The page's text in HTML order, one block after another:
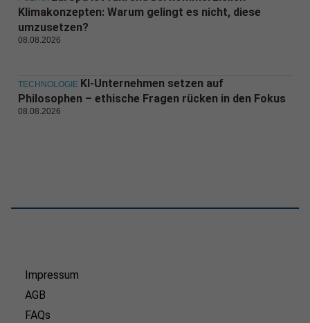
Klimakonzepten: Warum gelingt es nicht, diese
umzusetzen?
08.08.2026
TECHNOLOGIE KI-Unternehmen setzen auf
Philosophen – ethische Fragen rücken in den Fokus
08.08.2026
Impressum
AGB
FAQs